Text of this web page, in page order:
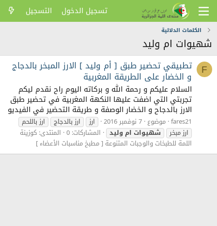
تسجيل الدخول التسجيل
الكلمات الدلالية
شهيوات ام وليد
F تطبيقي تحضير طبق [ أم وليد ] الارز المبخر بالدجاج
و الخضار على الطريقة المغربية
السلام عليكم و رحمة الله و بركاته اليوم راح نقدم ليكم
تجربتي التي اضفت عليها النكهة المغربية في تحضير طبق
الارز بالدجاح و الخضار الوصفة و طريقة التحضير في الفيديو
fares21 موضوع 7 نوفمبر 2016 ارز ارز بالدجاج
ارز باللحم
ارز مبخر
شهيواتاموليد المشاركات: 0 المنتدى: كوزينة
اللمة للطبخات والوجبات المتنوعة [ مطبخ مناسبات الأعضاء ]